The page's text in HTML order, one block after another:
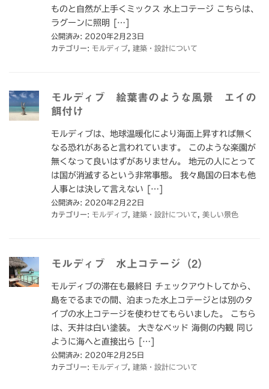
ものと自然が上手くミックス 水上コテージ こちらは、
ラグーンに照明 […]
公開済み: 2020年2月23日
カテゴリー: モルディブ 建築・設計について
モルディブ 絵葉書のような風景 エイの
餌付け
モルディブは、地球温暖化により海面上昇すれば無く
なる恐れがあると言われています。 このような楽園が
無くなって良いはずがありません。 地元の人にとって
は国が消滅するという非常事態。 我々島国の日本も他
人事とは決して言えない […]
公開済み: 2020年2月22日
カテゴリー: モルディブ 建築・設計について 美しい景色
モルディブ 水上コテージ（2）
モルディブの滞在も最終日 チェックアウトしてから、
島をでるまでの間、泊まった水上コテージとは別のタ
イプの水上コテージを使わせてもらいました。 こちら
は、天井は白い塗装。 大きなベッド 海側の内観 同じ
ように海へと直接出ら […]
公開済み: 2020年2月25日
カテゴリー: モルディブ 建築・設計について